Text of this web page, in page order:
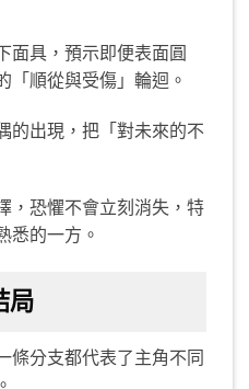
面具，預示即便表面圓
「順從與受傷」輪迴。
的出現，把「對未來的不
，恐懼不會立刻消失，特
悉的一方。
局
條分支都代表了主角不同